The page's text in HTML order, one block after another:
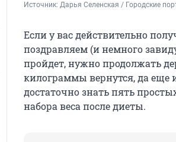
Источник: Дарья Селенская / Городские
Если у вас действительно
поздравляем (и немного
пройдет, нужно продолжать
килограммы вернутся, да еще
достаточно знать пять
набора веса после диеты.